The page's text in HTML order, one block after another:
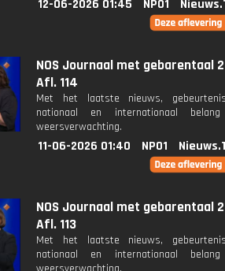
12-06-2026 01:45 NPO1
NOS Journaal met gebarentaal
Afl. 114
Met het laatste nieuws,
nationaal en internationaal
weersverwachting.
11-06-2026 01:40 NPO1
NOS Journaal met gebarentaal
Afl. 113
Met het laatste nieuws,
nationaal en internationaal